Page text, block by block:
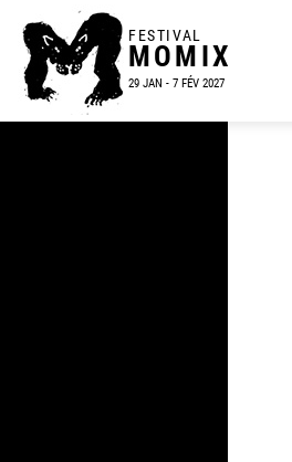
FESTIVAL
MOMIX
29 JAN - 7 FÉV 2027